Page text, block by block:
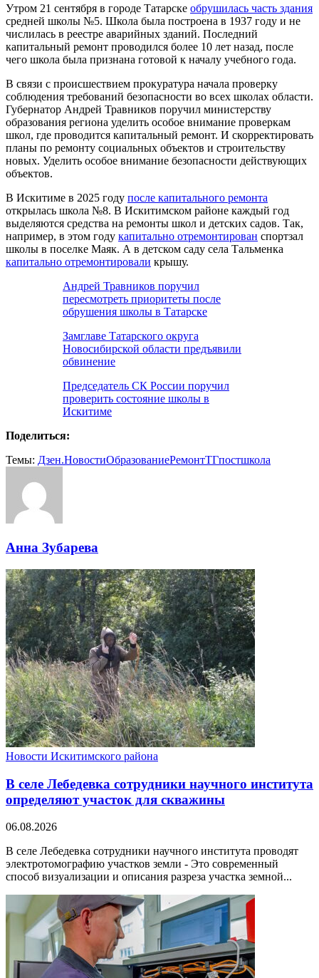
Утром 21 сентября в городе Татарске обрушилась часть здания
средней школы №5. Школа была построена в 1937 году и не
числилась в реестре аварийных зданий. Последний
капитальный ремонт проводился более 10 лет назад, после
чего школа была признана готовой к началу учебного года.
В связи с происшествием прокуратура начала проверку
соблюдения требований безопасности во всех школах области.
Губернатор Андрей Травников поручил министерству
образования региона уделить особое внимание проверкам
школ, где проводится капитальный ремонт. И скорректировать
планы по ремонту социальных объектов и строительству
новых. Уделить особое внимание безопасности действующих
объектов.
В Искитиме в 2025 году после капитального ремонта
открылась школа №8. В Искитимском районе каждый год
выделяются средства на ремонты школ и детских садов. Так,
например, в этом году капитально отремонтирован спортзал
школы в поселке Маяк. А в детском саду села Тальменка
капитально отремонтировали крышу.
Андрей Травников поручил
пересмотреть приоритеты после
обрушения школы в Татарске
Замглаве Татарского округа
Новосибирской области предъявили
обвинение
Председатель СК России поручил
проверить состояние школы в
Искитиме
Поделиться:
Темы: Дзен.НовостиОбразованиеРемонтТГпостшкола
Анна Зубарева
Новости Искитимского района
В селе Лебедевка сотрудники научного института
определяют участок для скважины
06.08.2026
В селе Лебедевка сотрудники научного института проводят
электротомографию участков земли - Это современный
способ визуализации и описания разреза участка земной...